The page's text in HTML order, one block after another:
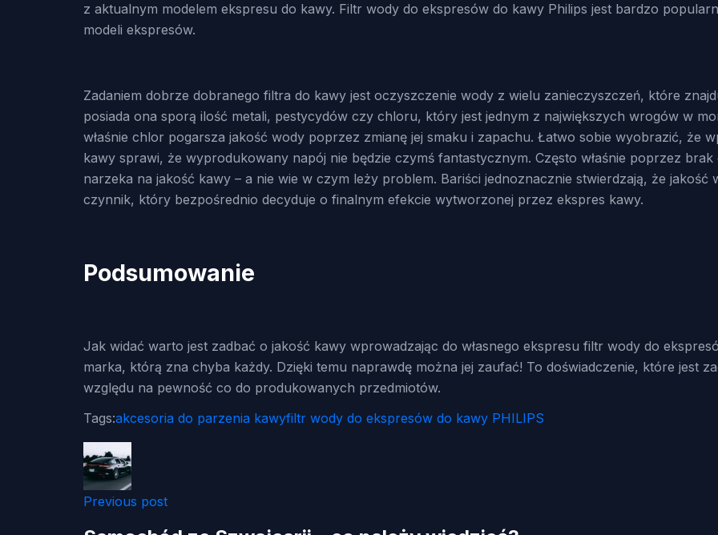
z aktualnym modelem ekspresu do kawy. Filtr wody do ekspresów do kawy Philips jest bardzo
modeli ekspresów.
Zadaniem dobrze dobranego filtra do kawy jest oczyszczenie wody z wielu zanieczyszczeń, które
posiada ona sporą ilość metali, pestycydów czy chloru, który jest jednym z największych wrogów w
właśnie chlor pogarsza jakość wody poprzez zmianę jej smaku i zapachu. Łatwo sobie wyobrazić, że
kawy sprawi, że wyprodukowany napój nie będzie czymś fantastycznym. Często właśnie poprzez
narzeka na jakość kawy – a nie wie w czym leży problem. Bariści jednoznacznie stwierdzają, że
czynnik, który bezpośrednio decyduje o finalnym efekcie wytworzonej przez ekspres kawy.
Podsumowanie
Jak widać warto jest zadbać o jakość kawy wprowadzając do własnego ekspresu filtr wody do
marka, którą zna chyba każdy. Dzięki temu naprawdę można jej zaufać! To doświadczenie, które jest
względu na pewność co do produkowanych przedmiotów.
Tags:akcesoria do parzenia kawyfiltr wody do ekspresów do kawy PHILIPS
Previous post